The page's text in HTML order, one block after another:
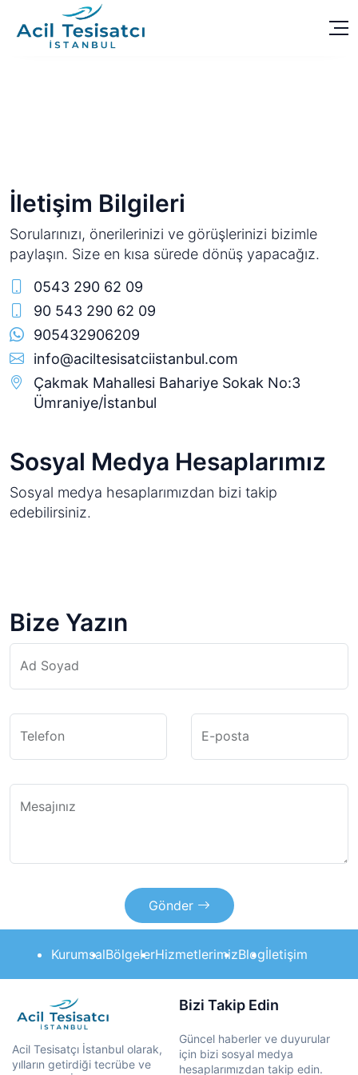
İletişim Bilgileri
Sorularınızı, önerilerinizi ve görüşlerinizi bizimle
paylaşın. Size en kısa sürede dönüş yapacağız.
0543 290 62 09
90 543 290 62 09
905432906209
info@aciltesisatciistanbul.com
Çakmak Mahallesi Bahariye Sokak No:3
Ümraniye/İstanbul
Sosyal Medya Hesaplarımız
Sosyal medya hesaplarımızdan bizi takip
edebilirsiniz.
Bize Yazın
Ad Soyad
Telefon E-posta
Mesajınız
Gönder
KurumsalBölgelerHizmetlerimizBlogİletişim
Acil Tesisatçı İstanbul olarak,
yılların getirdiği tecrübe ve
Bizi Takip Edin
Güncel haberler ve duyurular
için bizi sosyal medya
hesaplarımızdan takip edin.